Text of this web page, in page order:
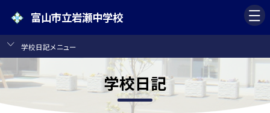
富山市立岩瀬中学校
学校日記メニュー
学校日記